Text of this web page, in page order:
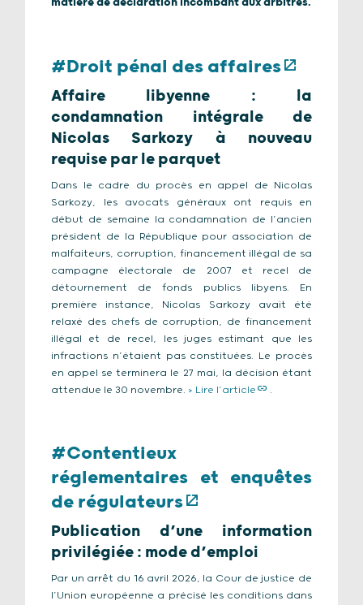
#Droit pénal des affaires
Affaire libyenne : la
condamnation intégrale de
Nicolas Sarkozy à nouveau
requise par le parquet
Dans le cadre du procès en appel de Nicolas
Sarkozy, les avocats généraux ont requis en
début de semaine la condamnation de l’ancien
président de la République pour association de
malfaiteurs, corruption, financement illégal de sa
campagne électorale de 2007 et recel de
détournement de fonds publics libyens. En
première instance, Nicolas Sarkozy avait été
relaxé des chefs de corruption, de financement
illégal et de recel, les juges estimant que les
infractions n’étaient pas constituées. Le procès
en appel se terminera le 27 mai, la décision étant
attendue le 30 novembre. > Lire l’article .
#Contentieux
réglementaires et enquêtes
de régulateurs
Publication d’une information
privilégiée : mode d’emploi
Par un arrêt du 16 avril 2026, la Cour de justice de
l’Union européenne a précisé les conditions dans